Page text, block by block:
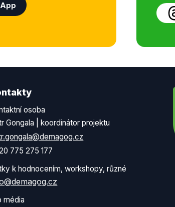
osoba
Gongala | koordinátor projektu
775 275 177
k hodnocením, workshopy, různé
média